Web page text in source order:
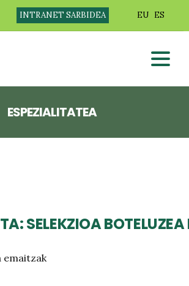
INTRANET SARBIDEA EU ES
ESPEZIALITATEA
SELEKZIOA
emaitzak